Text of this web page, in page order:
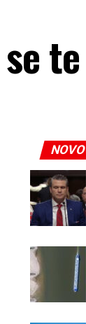
te
NOVO